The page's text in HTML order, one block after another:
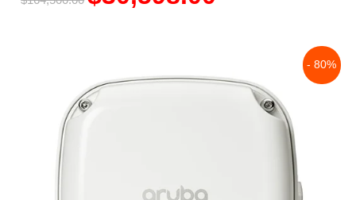
- 80%
was:
$45,669.00.
price